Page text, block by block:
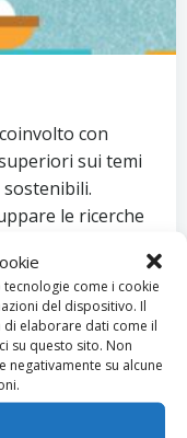
come i cookie
del dispositivo. Il
elaborare dati come il
su questo sito. Non
su alcune
con
sui temi
le ricerche
visualizzare il